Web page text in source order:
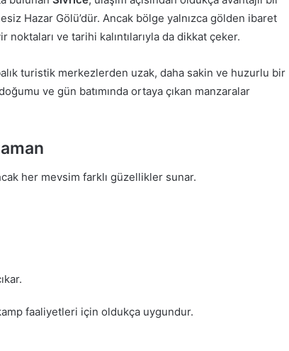
Hazar Gölü’dür. Ancak bölge yalnızca gölden ibaret
ve tarihi kalıntılarıyla da dikkat çeker.
turistik merkezlerden uzak, daha sakin ve huzurlu bir
ve gün batımında ortaya çıkan manzaralar
her mevsim farklı güzellikler sunar.
faaliyetleri için oldukça uygundur.